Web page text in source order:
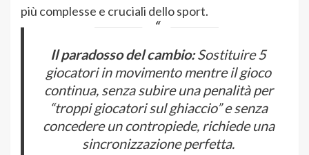
più complesse e cruciali dello sport.
Il paradosso del cambio:Sostituire 5
giocatori in movimento mentre il gioco
continua, senza subire una penalità per
“troppi giocatori sul ghiaccio” e senza
concedere un contropiede, richiede una
sincronizzazione perfetta.